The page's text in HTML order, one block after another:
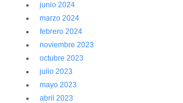
junio 2024
marzo 2024
febrero 2024
noviembre 2023
octubre 2023
julio 2023
mayo 2023
abril 2023